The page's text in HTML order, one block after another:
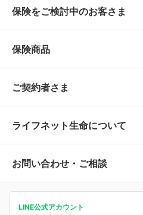
保険をご検討中のお客さま
保険の選び方
保険選びで迷っている方はチェ
保険の基礎知識や選び方を解説！
人生のステージに必要な保険が
保険ジャンバラヤ
あなたの人生と保険選びのため
保険商品
保険商品一覧
万が一に備える
病気や手術に備える
がん保険
がんに備える
ご契約者さま
マイページ
ご契約内容の確認
ライフネット生命について
ライフネット生命についてトップ
会社情報
お問い合わせ・ご相談
LINE公式アカウント